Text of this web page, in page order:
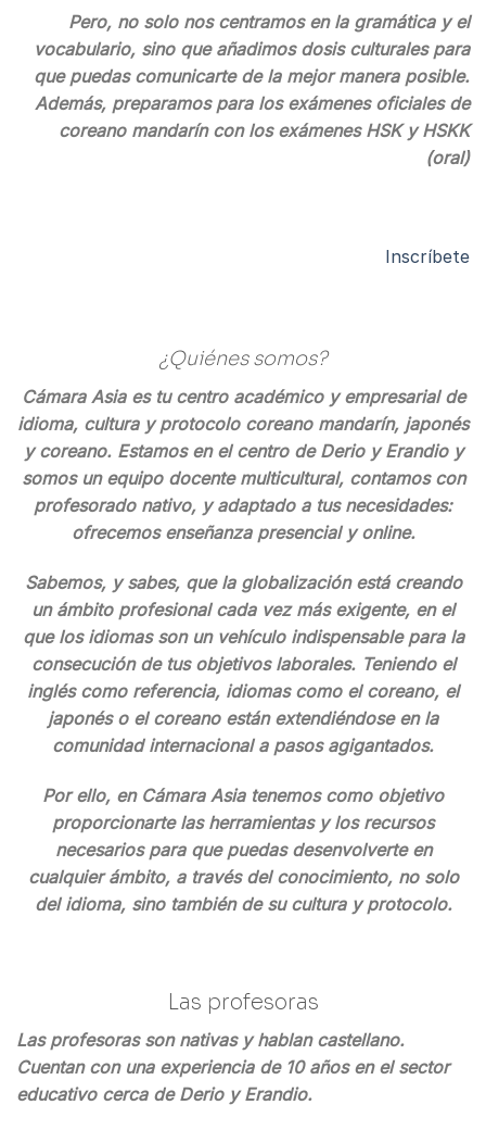
Pero, no solo nos centramos en la gramática y el
vocabulario, sino que añadimos dosis culturales para
que puedas comunicarte de la mejor manera posible.
Además, preparamos para los exámenes oficiales de
coreano mandaríncon los exámenes HSK y HSKK
(oral)
Inscríbete
¿Quiénes somos?
Cámara Asia es tu centro académico y empresarial de
idioma, cultura y protocolo coreano mandarín, japonés
y coreano. Estamos en el centro de Derio y Erandio y
somos un equipo docente multicultural, contamos con
profesorado nativo, y adaptado a tus necesidades:
ofrecemos enseñanza presencial y online.
Sabemos, y sabes, que la globalización está creando
un ámbito profesional cada vez más exigente, en el
que los idiomas son un vehículo indispensable para la
consecución de tus objetivos laborales. Teniendo el
inglés como referencia, idiomas como el coreano, el
japonés o el coreano están extendiéndose en la
comunidad internacional a pasos agigantados.
Por ello, en Cámara Asia tenemos como objetivo
proporcionarte las herramientas y los recursos
necesarios para que puedas desenvolverte en
cualquier ámbito, a través del conocimiento, no solo
del idioma, sino también de su cultura y protocolo.
Las profesoras
Las profesoras son nativas y hablan castellano.
Cuentan con una experiencia de 10 años en el sector
educativo cerca de Derio y Erandio.